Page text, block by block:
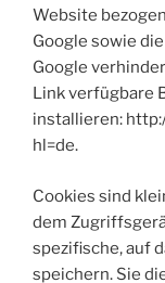
Website
Google sowie
Google
Link verfügbare
installieren:
hl=de.
Cookies sind
dem
spezifische, auf
speichern. Sie